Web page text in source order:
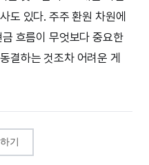
도 있다. 주주 환원 차원에
흐름이 무엇보다 중요한
결하는 것조차 어려운 게
기